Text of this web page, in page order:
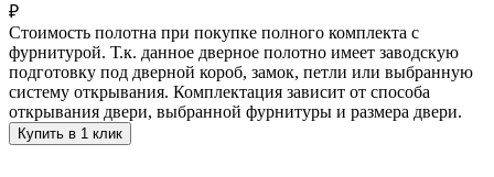
₽
Стоимость полотна при покупке полного комплекта с
фурнитурой. Т.к. данное дверное полотно имеет заводскую
подготовку под дверной короб, замок, петли или выбранную
систему открывания. Комплектация зависит от способа
открывания двери, выбранной фурнитуры и размера двери.
Купить в 1 клик